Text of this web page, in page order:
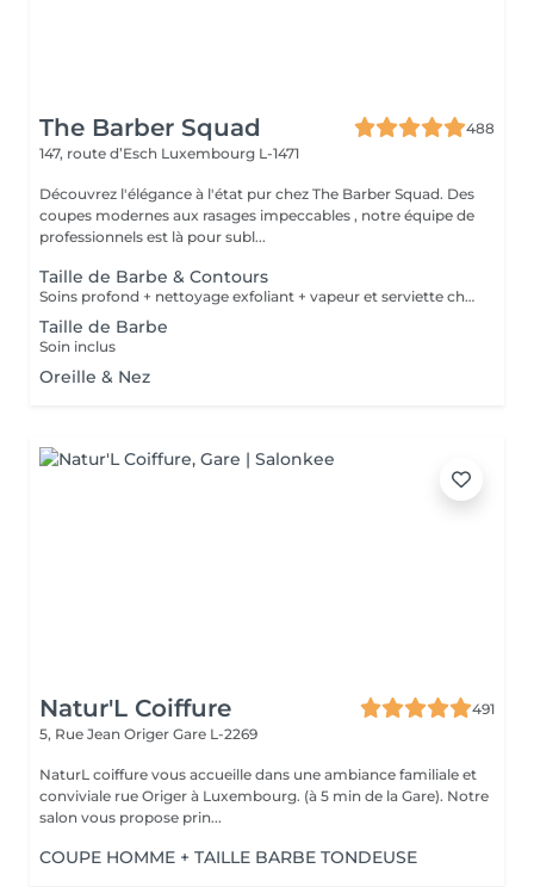
The Barber Squad
488
147, route d’Esch Luxembourg L-1471
Découvrez l'élégance à l'état pur chez The Barber Squad. Des
coupes modernes aux rasages impeccables , notre équipe de
professionnels est là pour subl...
Taille de Barbe & Contours
Soins profond + nettoyage exfoliant + vapeur et serviette chaude/froide
Taille de Barbe
Soin inclus
Oreille & Nez
Natur'L Coiffure
491
5, Rue Jean Origer Gare L-2269
NaturL coiffure vous accueille dans une ambiance familiale et
conviviale rue Origer à Luxembourg. (à 5 min de la Gare). Notre
salon vous propose prin...
COUPE HOMME + TAILLE BARBE TONDEUSE